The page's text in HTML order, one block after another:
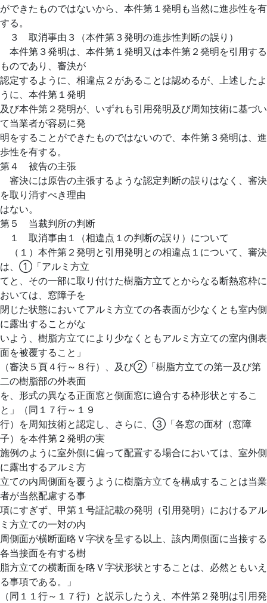
ができたものではないから、本件第１発明も当然に進歩性を有
する。
３ 取消事由３（本件第３発明の進歩性判断の誤り）
本件第３発明は、本件第１発明又は本件第２発明を引用する
ものであり、審決が
認定するように、相違点２があることは認めるが、上述したよ
うに、本件第１発明
及び本件第２発明が、いずれも引用発明及び周知技術に基づい
て当業者が容易に発
明をすることができたものではないので、本件第３発明は、進
歩性を有する。
第４ 被告の主張
審決には原告の主張するような認定判断の誤りはなく、審決
を取り消すべき理由
はない。
第５ 当裁判所の判断
１ 取消事由１（相違点１の判断の誤り）について
（１）本件第２発明と引用発明との相違点１について、審決
は、①「アルミ方立
てと、その一部に取り付けた樹脂方立てとからなる断熱窓枠に
おいては、窓障子を
閉じた状態においてアルミ方立ての各表面が少なくとも室内側
に露出することがな
いよう、樹脂方立てにより少なくともアルミ方立ての室内側表
面を被覆すること」
（審決５頁４行～８行）、及び②「樹脂方立ての第一及び第
二の樹脂部の外表面
を、形式の異なる正面窓と側面窓に適合する枠形状とするこ
と」（同１７行～１９
行）を周知技術と認定し、さらに、③「各窓の面材（窓障
子）を本件第２発明の実
施例のように室外側に偏って配置する場合においては、室外側
に露出するアルミ方
立ての内周側面を覆うように樹脂方立てを構成することは当業
者が当然配慮する事
項にすぎず、甲第１号証記載の発明（引用発明）におけるアル
ミ方立ての一対の内
周側面が横断面略Ｖ字状を呈する以上、該内周側面に当接する
各当接面を有する樹
脂方立ての横断面を略Ｖ字状形状とすることは、必然ともいえ
る事項である。」
（同１１行～１７行）と説示したうえ、本件第２発明は引用発